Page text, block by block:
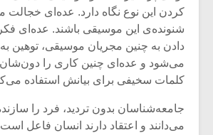
کردن این نوع نگاه دارد. عده‌ای خجالت
شنونده‌ی این موسیقی باشند. عده‌ای
دادن به چنین مجریان موسیقی، توهین
می‌شود و عده‌ای چنین کاری را دون‌شان
کلمات سخیفی برای بیانش استفاده
جامعه‌شناسان بدون تردید، فرد را
می‌دانند و اعتقاد دارند انسان فاعل